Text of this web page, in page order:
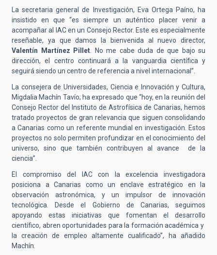
La secretaria general de Investigación, Eva Ortega Paíno, ha
insistido en que “es siempre un auténtico placer venir a
acompañar al IAC en un Consejo Rector. Este es especialmente
reseñable, ya que damos la bienvenida al nuevo director,
Valentín Martínez Pillet . No me cabe duda de que bajo su
dirección, el centro continuará a la vanguardia científica y
seguirá siendo un centro de referencia a nivel internacional”.
La consejera de Universidades, Ciencia e Innovación y Cultura,
Migdalia Machín Tavío; ha expresado que “hoy, en la reunión del
Consejo Rector del Instituto de Astrofísica de Canarias, hemos
tratado proyectos de gran relevancia que siguen consolidando
a Canarias como un referente mundial en investigación. Estos
proyectos no solo permiten profundizar en el conocimiento del
universo, sino que también contribuyen al avance
de la
ciencia”.
El compromiso del IAC con la excelencia investigadora
posiciona a Canarias como un enclave estratégico en la
observación astronómica, y un impulsor de innovación
tecnológica. Desde el Gobierno de Canarias, seguimos
apoyando estas iniciativas que fomentan el desarrollo
científico, abren oportunidades para la formación académica y
la creación de empleo altamente cualificado”, ha añadido
Machín.